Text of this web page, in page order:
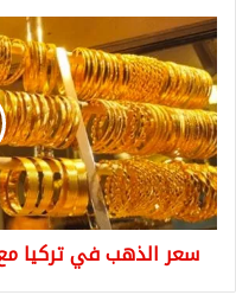
سعر
الذهب
في
تركيا
مع
نهاية
اليوم
الثلاثاء
11/6/2018
سعر الذهب في تركيا مع